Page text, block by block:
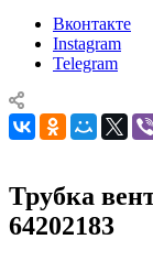
Вконтакте
Instagram
Telegram
Трубка
64202183